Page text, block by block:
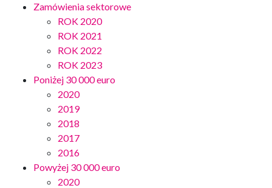
Zamówienia sektorowe
ROK 2020
ROK 2021
ROK 2022
ROK 2023
Poniżej 30 000 euro
2020
2019
2018
2017
2016
Powyżej 30 000 euro
2020